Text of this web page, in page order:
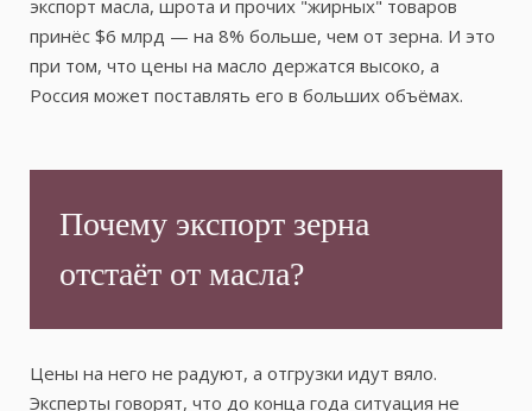
экспорт масла, шрота и прочих "жирных" товаров
принёс $6 млрд — на 8% больше, чем от зерна. И это
при том, что цены на масло держатся высоко, а
Россия может поставлять его в больших объёмах.
Почему экспорт зерна
отстаёт от масла?
Цены на него не радуют, а отгрузки идут вяло.
Эксперты говорят, что до конца года ситуация не